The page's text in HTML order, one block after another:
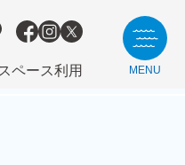
スペース利用 MENU